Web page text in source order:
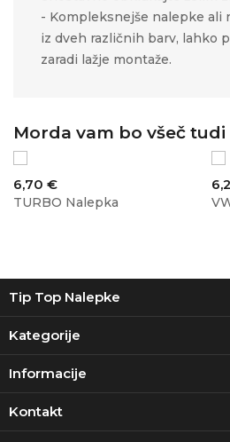
- Kompleksnejše nalepke ali
iz dveh različnih barv, lahko
zaradi lažje montaže.
Morda vam bo všeč tudi
Cena
6,70 €
TURBO Nalepka
Tip Top Nalepke
Kategorije
Informacije
Kontakt